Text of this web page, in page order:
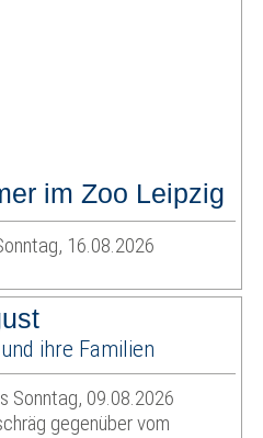
im Zoo Leipzig
16.08.2026
ihre Familien
Sonntag, 09.08.2026
gegenüber vom